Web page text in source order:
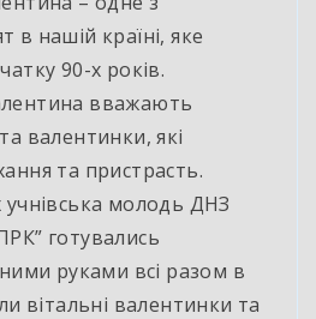
в нашій країні, яке
90-х років.
вважають
валентинки, які
та пристрасть.
молодь ДНЗ
готувались
руками всі разом в
вітальні валентинки та